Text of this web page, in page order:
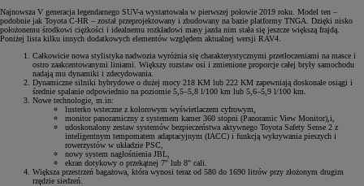
Najnowsza V generacja legendarnego SUV-a wystartowała w pierwszej połowie 2019 roku. Model ten –
podobnie jak Toyota C-HR – został przeprojektowany i zbudowany na bazie platformy TNGA. Dzięki nisko
położonemu środkowi ciężkości i idealnemu rozkładowi masy jazda nim stała się jeszcze większą frajdą.
Poniżej lista kilku innych dodatkowych elementów względem aktualnej wersji RAV4.
Całkowicie nowa stylistyka nadwozia wyróżnia się charakterystycznymi przetłoczeniami na masce i
ostro zaakcentowanymi liniami. Większy rozstaw osi i zmienione proporcje całej bryły samochodu
nadają mu dynamiki i zdecydowania.
Dynamiczne silniki hybrydowe o dużej mocy 218 KM lub 222 KM zapewniają doskonałe osiągi i
średnie spalanie odpowiednio na poziomie 5,5–5,8 l/100 km lub 5,6–5,9 l/100 km.
Nowe technologie, m.in:
lusterko wsteczne z kolorowym wyświetlaczem cyfrowym,
monitor panoramiczny z systemem kamer 360 stopni (Panoramic View Monitor),i,
udoskonalony zestaw systemów bezpieczeństwa aktywnego Toyota Safety Sense 2 z
inteligentnym tempomatem adaptacyjnym (IACC) i funkcją wykrywania pieszych i
rowerzystów w układzie PSC,
nowy system nagłośnienia JBL,
ekran dotykowy o przekątnej 7'' lub 8'' cali.
Większa przestrzeń bagażowa, która wynosi teraz od 580 do 1690 litrów przy złożonym drugim
rzędzie siedzeń.